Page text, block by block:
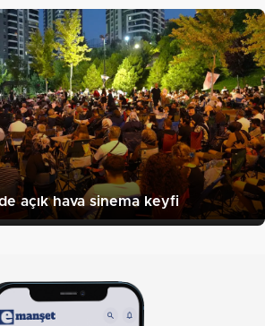
açık hava sinema keyfi